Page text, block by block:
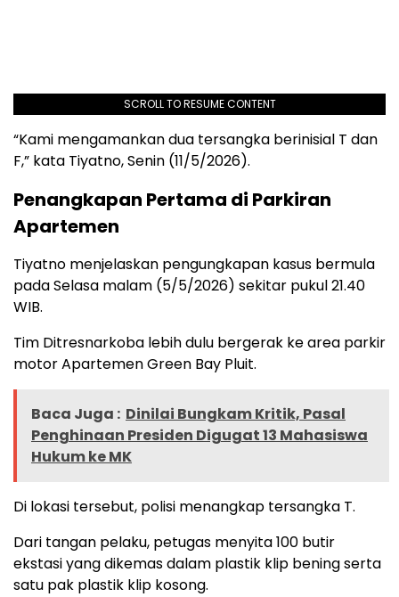
SCROLL TO RESUME CONTENT
“Kami mengamankan dua tersangka berinisial T dan
F,” kata Tiyatno, Senin (11/5/2026).
Penangkapan Pertama di Parkiran
Apartemen
Tiyatno menjelaskan pengungkapan kasus bermula
pada Selasa malam (5/5/2026) sekitar pukul 21.40
WIB.
Tim Ditresnarkoba lebih dulu bergerak ke area parkir
motor Apartemen Green Bay Pluit.
Baca Juga : Dinilai Bungkam Kritik, Pasal
Penghinaan Presiden Digugat 13 Mahasiswa
Hukum ke MK
Di lokasi tersebut, polisi menangkap tersangka T.
Dari tangan pelaku, petugas menyita 100 butir
ekstasi yang dikemas dalam plastik klip bening serta
satu pak plastik klip kosong.